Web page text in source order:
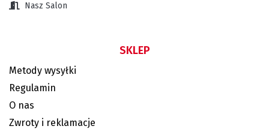
Nasz Salon
SKLEP
Metody wysyłki
Regulamin
O nas
Zwroty i reklamacje